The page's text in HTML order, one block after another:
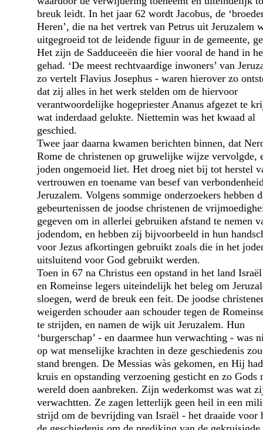
breuk leidt. In het jaar 62 wordt Jacobus, de
Heren’, die na het vertrek van Petrus uit Jeruzalem
uitgegroeid tot de leidende figuur in de gemeente,
Het zijn de Sadduceeën die hier vooral de hand in
gehad. ‘De meest rechtvaardige inwoners’ van
zo vertelt Flavius Josephus - waren hierover zo
dat zij alles in het werk stelden om de hiervoor
verantwoordelijke hogepriester Ananus afgezet te
wat inderdaad gelukte. Niettemin was het kwaad al
geschied.
Twee jaar daarna kwamen berichten binnen, dat
Rome de christenen op gruwelijke wijze vervolgde,
joden ongemoeid liet. Het droeg niet bij tot herstel
vertrouwen en toename van besef van
Jeruzalem. Volgens sommige onderzoekers hebben
gebeurtenissen de joodse christenen de
gegeven om in allerlei gebruiken afstand te nemen
jodendom, en hebben zij bijvoorbeeld in hun
voor Jezus afkortingen gebruikt zoals die in het
uitsluitend voor God gebruikt werden.
Toen in 67 na Christus een opstand in het land
en Romeinse legers uiteindelijk het beleg om
sloegen, werd de breuk een feit. De joodse
weigerden schouder aan schouder tegen de
te strijden, en namen de wijk uit Jeruzalem. Hun
‘burgerschap’ - en daarmee hun verwachting - was
op wat menselijke krachten in deze geschiedenis
stand brengen. De Messias wàs gekomen, en Hij
kruis en opstanding verzoening gesticht en zo Gods
wereld doen aanbreken. Zijn wederkomst was wat
verwachtten. Ze zagen letterlijk geen heil in een
strijd om de bevrijding van Israël - het draaide voor